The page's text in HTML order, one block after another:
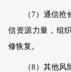
（7）通信
信资源力量，组
修恢复。
（8）其他